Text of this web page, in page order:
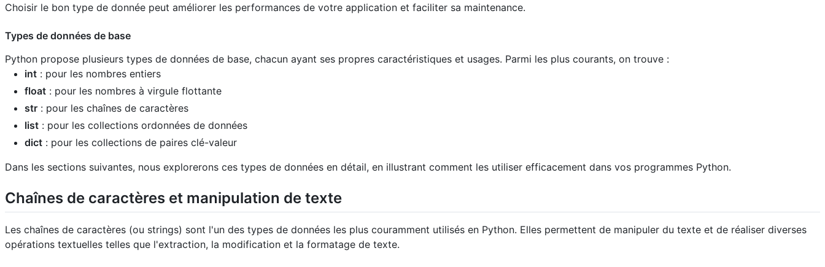
Choisir le bon type de donnée peut améliorer les performances de votre application et faciliter sa maintenance.
Types de données de base
Python propose plusieurs types de données de base, chacun ayant ses propres caractéristiques et usages. Parmi les plus courants, on trouve :
int : pour les nombres entiers
float : pour les nombres à virgule flottante
str : pour les chaînes de caractères
list : pour les collections ordonnées de données
dict : pour les collections de paires clé-valeur
Dans les sections suivantes, nous explorerons ces types de données en détail, en illustrant comment les utiliser efficacement dans vos programmes Python.
Chaînes de caractères et manipulation de texte
Les chaînes de caractères (ou strings) sont l'un des types de données les plus couramment utilisés en Python. Elles permettent de manipuler du texte et de réaliser diverses
opérations textuelles telles que l'extraction, la modification et la formatage de texte.